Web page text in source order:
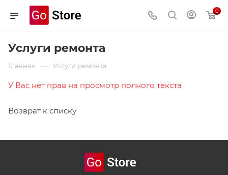
0
Услуги ремонта
Главная — Услуги ремонта
У Вас нет прав на просмотр полного текста
Возврат к списку